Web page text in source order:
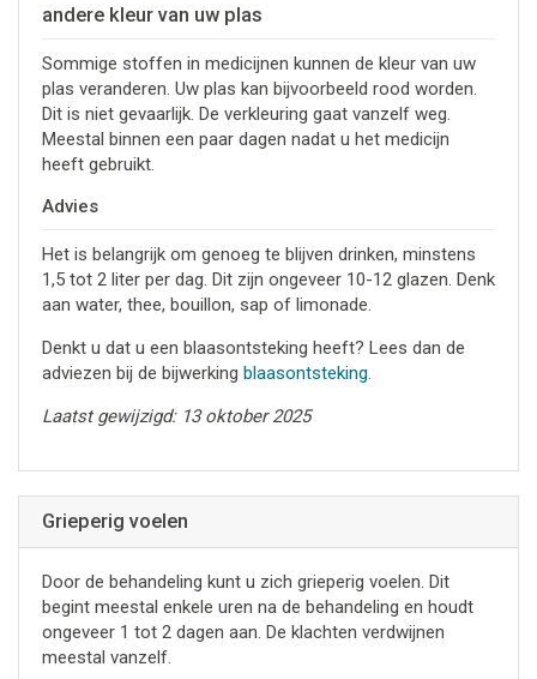
andere kleur van uw plas
Sommige stoffen in medicijnen kunnen de kleur van uw
plas veranderen. Uw plas kan bijvoorbeeld rood worden.
Dit is niet gevaarlijk. De verkleuring gaat vanzelf weg.
Meestal binnen een paar dagen nadat u het medicijn
heeft gebruikt.
Advies
Het is belangrijk om genoeg te blijven drinken, minstens
1,5 tot 2 liter per dag. Dit zijn ongeveer 10-12 glazen. Denk
aan water, thee, bouillon, sap of limonade.
Denkt u dat u een blaasontsteking heeft? Lees dan de
adviezen bij de bijwerking blaasontsteking.
Laatst gewijzigd: 13 oktober 2025
Grieperig voelen
Door de behandeling kunt u zich grieperig voelen. Dit
begint meestal enkele uren na de behandeling en houdt
ongeveer 1 tot 2 dagen aan. De klachten verdwijnen
meestal vanzelf.